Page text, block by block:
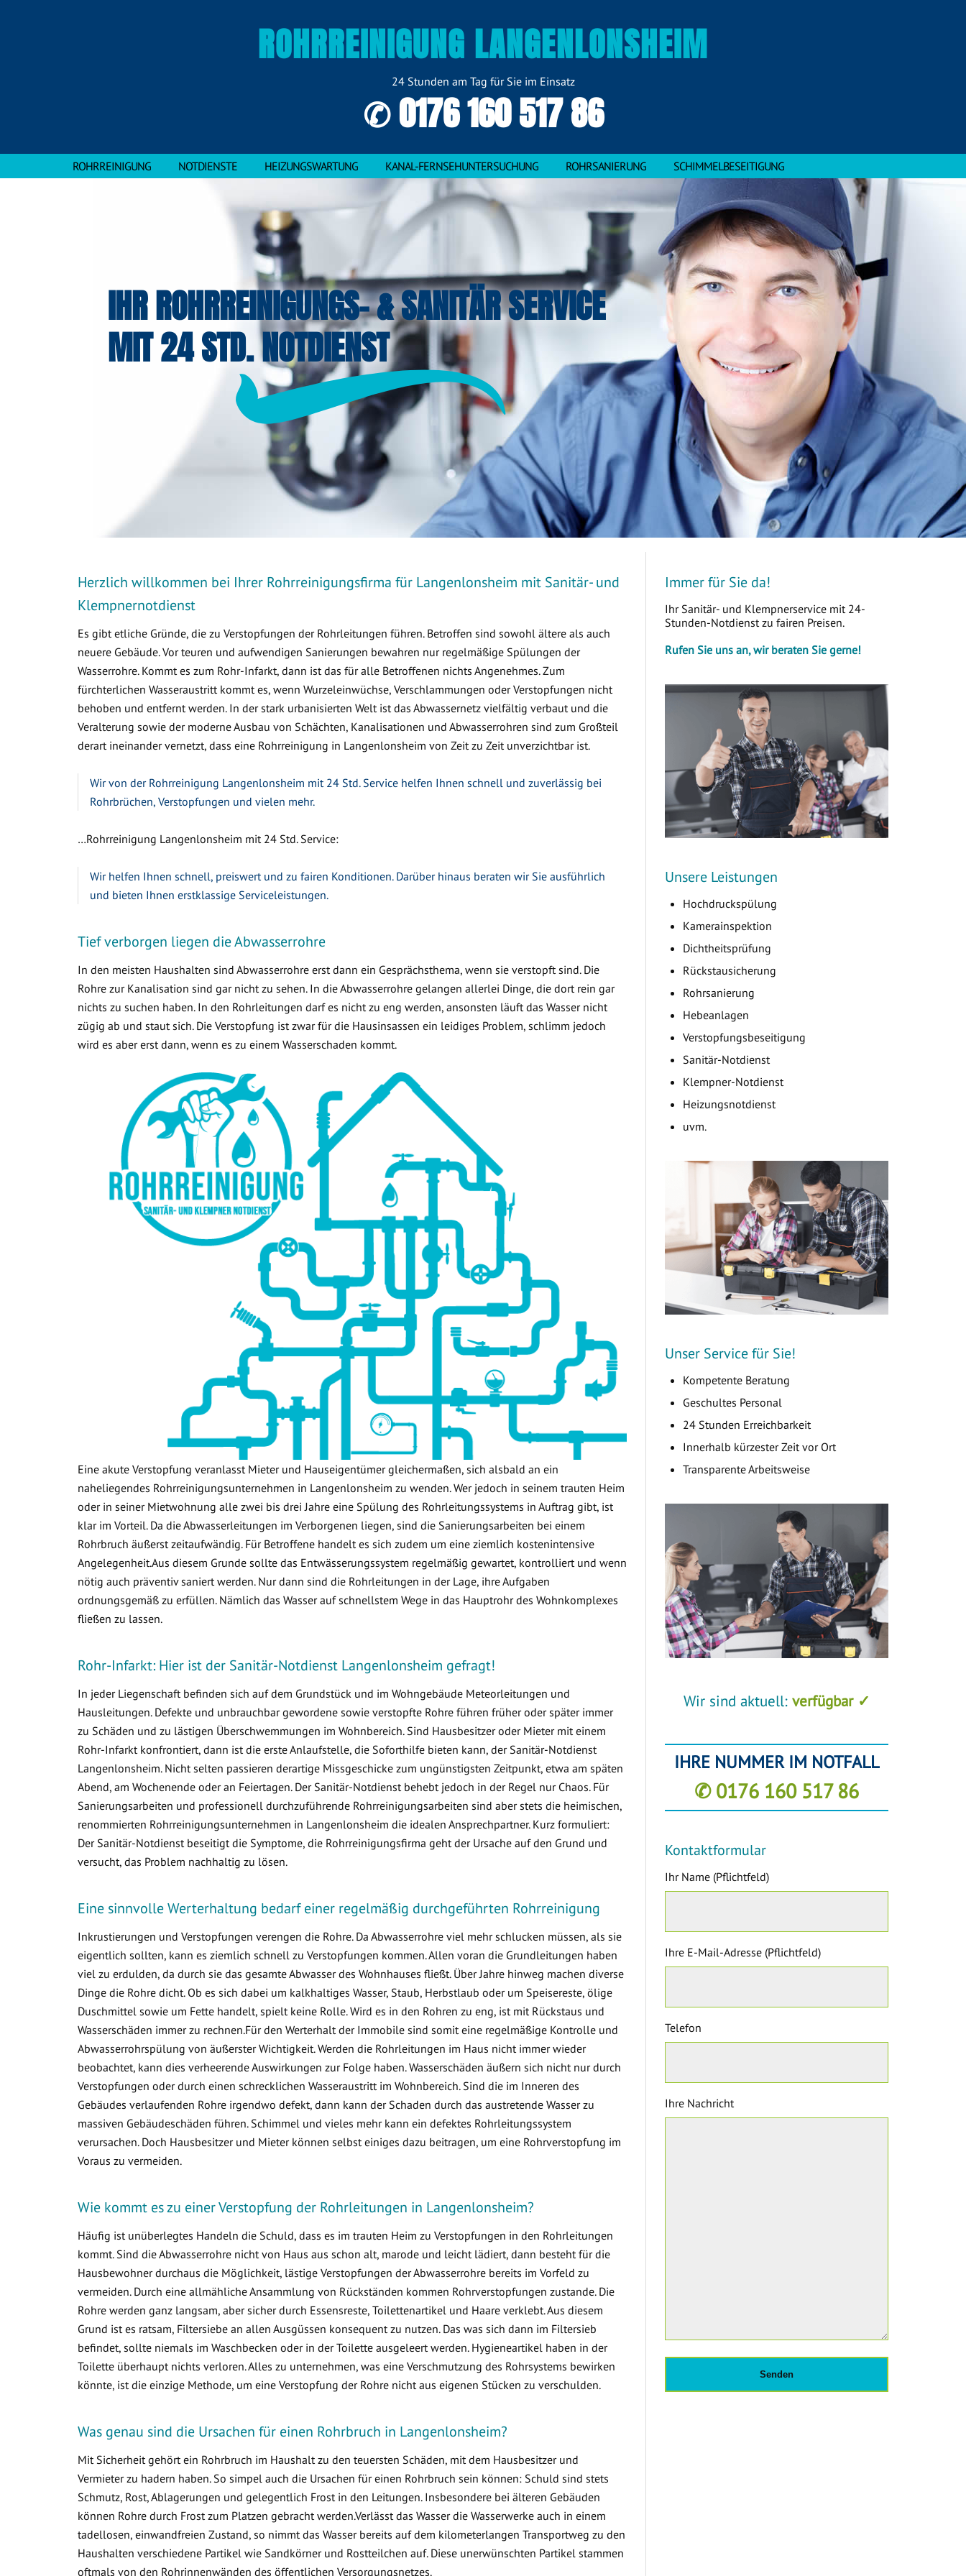
ROHRREINIGUNG LANGENLONSHEIM
24 Stunden am Tag für Sie im Einsatz
✆ 0176 160 517 86
ROHRREINIGUNG NOTDIENSTE HEIZUNGSWARTUNG KANAL-FERNSEHUNTERSUCHUNG ROHRSANIERUNG SCHIMMELBESEITIGUNG
IHR ROHRREINIGUNGS- & SANITÄR SERVICE
MIT 24 STD. NOTDIENST
Herzlich willkommen bei Ihrer Rohrreinigungsfirma für Langenlonsheim mit Sanitär- und
Klempnernotdienst
Es gibt etliche Gründe, die zu Verstopfungen der Rohrleitungen führen. Betroffen sind sowohl ältere als auch
neuere Gebäude. Vor teuren und aufwendigen Sanierungen bewahren nur regelmäßige Spülungen der
Wasserrohre. Kommt es zum Rohr-Infarkt, dann ist das für alle Betroffenen nichts Angenehmes. Zum
fürchterlichen Wasseraustritt kommt es, wenn Wurzeleinwüchse, Verschlammungen oder Verstopfungen nicht
behoben und entfernt werden. In der stark urbanisierten Welt ist das Abwassernetz vielfältig verbaut und die
Veralterung sowie der moderne Ausbau von Schächten, Kanalisationen und Abwasserrohren sind zum Großteil
derart ineinander vernetzt, dass eine Rohrreinigung in Langenlonsheim von Zeit zu Zeit unverzichtbar ist.
Wir von der Rohrreinigung Langenlonsheim mit 24 Std. Service helfen Ihnen schnell und zuverlässig bei
Rohrbrüchen, Verstopfungen und vielen mehr.
…Rohrreinigung Langenlonsheim mit 24 Std. Service:
Wir helfen Ihnen schnell, preiswert und zu fairen Konditionen. Darüber hinaus beraten wir Sie ausführlich
und bieten Ihnen erstklassige Serviceleistungen.
Tief verborgen liegen die Abwasserrohre
In den meisten Haushalten sind Abwasserrohre erst dann ein Gesprächsthema, wenn sie verstopft sind. Die
Rohre zur Kanalisation sind gar nicht zu sehen. In die Abwasserrohre gelangen allerlei Dinge, die dort rein gar
nichts zu suchen haben. In den Rohrleitungen darf es nicht zu eng werden, ansonsten läuft das Wasser nicht
zügig ab und staut sich. Die Verstopfung ist zwar für die Hausinsassen ein leidiges Problem, schlimm jedoch
wird es aber erst dann, wenn es zu einem Wasserschaden kommt.
Eine akute Verstopfung veranlasst Mieter und Hauseigentümer gleichermaßen, sich alsbald an ein
naheliegendes Rohrreinigungsunternehmen in Langenlonsheim zu wenden. Wer jedoch in seinem trauten Heim
oder in seiner Mietwohnung alle zwei bis drei Jahre eine Spülung des Rohrleitungssystems in Auftrag gibt, ist
klar im Vorteil. Da die Abwasserleitungen im Verborgenen liegen, sind die Sanierungsarbeiten bei einem
Rohrbruch äußerst zeitaufwändig. Für Betroffene handelt es sich zudem um eine ziemlich kostenintensive
Angelegenheit.Aus diesem Grunde sollte das Entwässerungssystem regelmäßig gewartet, kontrolliert und wenn
nötig auch präventiv saniert werden. Nur dann sind die Rohrleitungen in der Lage, ihre Aufgaben
ordnungsgemäß zu erfüllen. Nämlich das Wasser auf schnellstem Wege in das Hauptrohr des Wohnkomplexes
fließen zu lassen.
Rohr-Infarkt: Hier ist der Sanitär-Notdienst Langenlonsheim gefragt!
In jeder Liegenschaft befinden sich auf dem Grundstück und im Wohngebäude Meteorleitungen und
Hausleitungen. Defekte und unbrauchbar gewordene sowie verstopfte Rohre führen früher oder später immer
zu Schäden und zu lästigen Überschwemmungen im Wohnbereich. Sind Hausbesitzer oder Mieter mit einem
Rohr-Infarkt konfrontiert, dann ist die erste Anlaufstelle, die Soforthilfe bieten kann, der Sanitär-Notdienst
Langenlonsheim. Nicht selten passieren derartige Missgeschicke zum ungünstigsten Zeitpunkt, etwa am späten
Abend, am Wochenende oder an Feiertagen. Der Sanitär-Notdienst behebt jedoch in der Regel nur Chaos. Für
Sanierungsarbeiten und professionell durchzuführende Rohrreinigungsarbeiten sind aber stets die heimischen,
renommierten Rohrreinigungsunternehmen in Langenlonsheim die idealen Ansprechpartner. Kurz formuliert:
Der Sanitär-Notdienst beseitigt die Symptome, die Rohrreinigungsfirma geht der Ursache auf den Grund und
versucht, das Problem nachhaltig zu lösen.
Eine sinnvolle Werterhaltung bedarf einer regelmäßig durchgeführten Rohrreinigung
Inkrustierungen und Verstopfungen verengen die Rohre. Da Abwasserrohre viel mehr schlucken müssen, als sie
eigentlich sollten, kann es ziemlich schnell zu Verstopfungen kommen. Allen voran die Grundleitungen haben
viel zu erdulden, da durch sie das gesamte Abwasser des Wohnhauses fließt. Über Jahre hinweg machen diverse
Dinge die Rohre dicht. Ob es sich dabei um kalkhaltiges Wasser, Staub, Herbstlaub oder um Speisereste, ölige
Duschmittel sowie um Fette handelt, spielt keine Rolle. Wird es in den Rohren zu eng, ist mit Rückstaus und
Wasserschäden immer zu rechnen.Für den Werterhalt der Immobile sind somit eine regelmäßige Kontrolle und
Abwasserrohrspülung von äußerster Wichtigkeit. Werden die Rohrleitungen im Haus nicht immer wieder
beobachtet, kann dies verheerende Auswirkungen zur Folge haben. Wasserschäden äußern sich nicht nur durch
Verstopfungen oder durch einen schrecklichen Wasseraustritt im Wohnbereich. Sind die im Inneren des
Gebäudes verlaufenden Rohre irgendwo defekt, dann kann der Schaden durch das austretende Wasser zu
massiven Gebäudeschäden führen. Schimmel und vieles mehr kann ein defektes Rohrleitungssystem
verursachen. Doch Hausbesitzer und Mieter können selbst einiges dazu beitragen, um eine Rohrverstopfung im
Voraus zu vermeiden.
Wie kommt es zu einer Verstopfung der Rohrleitungen in Langenlonsheim?
Häufig ist unüberlegtes Handeln die Schuld, dass es im trauten Heim zu Verstopfungen in den Rohrleitungen
kommt. Sind die Abwasserrohre nicht von Haus aus schon alt, marode und leicht lädiert, dann besteht für die
Hausbewohner durchaus die Möglichkeit, lästige Verstopfungen der Abwasserrohre bereits im Vorfeld zu
vermeiden. Durch eine allmähliche Ansammlung von Rückständen kommen Rohrverstopfungen zustande. Die
Rohre werden ganz langsam, aber sicher durch Essensreste, Toilettenartikel und Haare verklebt. Aus diesem
Grund ist es ratsam, Filtersiebe an allen Ausgüssen konsequent zu nutzen. Das was sich dann im Filtersieb
befindet, sollte niemals im Waschbecken oder in der Toilette ausgeleert werden. Hygieneartikel haben in der
Toilette überhaupt nichts verloren. Alles zu unternehmen, was eine Verschmutzung des Rohrsystems bewirken
könnte, ist die einzige Methode, um eine Verstopfung der Rohre nicht aus eigenen Stücken zu verschulden.
Was genau sind die Ursachen für einen Rohrbruch in Langenlonsheim?
Mit Sicherheit gehört ein Rohrbruch im Haushalt zu den teuersten Schäden, mit dem Hausbesitzer und
Vermieter zu hadern haben. So simpel auch die Ursachen für einen Rohrbruch sein können: Schuld sind stets
Schmutz, Rost, Ablagerungen und gelegentlich Frost in den Leitungen. Insbesondere bei älteren Gebäuden
können Rohre durch Frost zum Platzen gebracht werden.Verlässt das Wasser die Wasserwerke auch in einem
tadellosen, einwandfreien Zustand, so nimmt das Wasser bereits auf dem kilometerlangen Transportweg zu den
Haushalten verschiedene Partikel wie Sandkörner und Rostteilchen auf. Diese unerwünschten Partikel stammen
oftmals von den Rohrinnenwänden des öffentlichen Versorgungsnetzes.
Immer für Sie da!
Ihr Sanitär- und Klempnerservice mit 24-
Stunden-Notdienst zu fairen Preisen.
Rufen Sie uns an, wir beraten Sie gerne!
Unsere Leistungen
Hochdruckspülung
Kamerainspektion
Dichtheitsprüfung
Rückstausicherung
Rohrsanierung
Hebeanlagen
Verstopfungsbeseitigung
Sanitär-Notdienst
Klempner-Notdienst
Heizungsnotdienst
uvm.
Unser Service für Sie!
Kompetente Beratung
Geschultes Personal
24 Stunden Erreichbarkeit
Innerhalb kürzester Zeit vor Ort
Transparente Arbeitsweise
Wir sind aktuell: verfügbar ✓
IHRE NUMMER IM NOTFALL
✆ 0176 160 517 86
Kontaktformular
Ihr Name (Pflichtfeld)
Ihre E-Mail-Adresse (Pflichtfeld)
Telefon
Ihre Nachricht